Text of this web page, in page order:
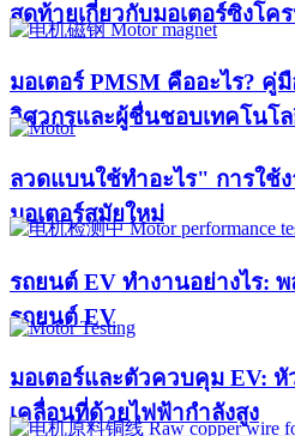
สุดท้ายเกี่ยวกับมอเตอร์ซิงโค
มอเตอร์ PMSM คืออะไร?
วิศวกรและผู้ชื่นชอบเทคโนโ
ลวดแบนใช้ทำอะไร" การใช้
มอเตอร์สมัยใหม่
รถยนต์ EV ทำงานอย่างไร: พ
รถยนต์ EV
มอเตอร์และตัวควบคุม EV:
เคลื่อนที่ด้วยไฟฟ้ากำลังสูง